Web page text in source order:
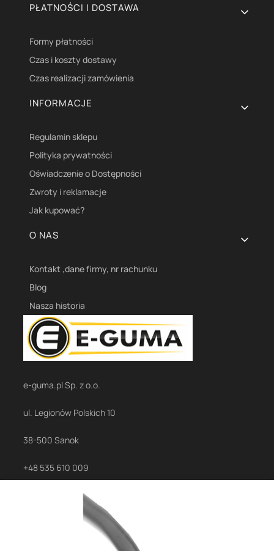
PŁATNOŚCI I DOSTAWA
Formy płatności
Czas i koszty dostawy
Czas realizacji zamówienia
INFORMACJE
Regulamin sklepu
Polityka prywatności
Oświadczenie o Dostępności
Zwroty i reklamacje
Jak kupować?
O NAS
Kontakt ,dane firmy, nr rachunku
Blog
Nasza historia
e-guma.pl Sp. z o.o.
ul. Legionów Polskich 10
38-500 Sanok
+48 535 610 009
sanok@e-guma.pl
Sklep internetowy